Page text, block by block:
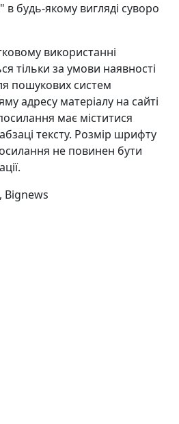
будь-якому вигляді суворо
використанні
тільки за умови наявності
пошукових систем
адресу матеріалу на сайті
має міститися
тексту. Розмір шрифту
не повинен бути
Bignews